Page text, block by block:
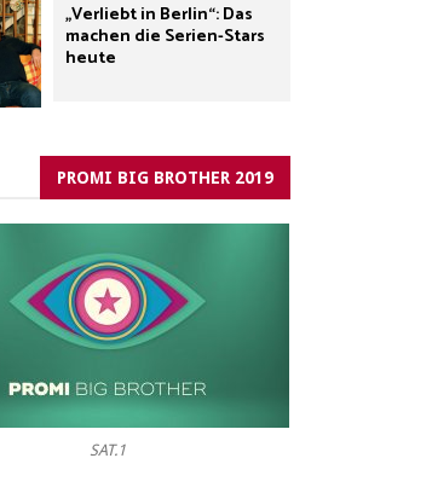
„Verliebt in Berlin“: Das
machen die Serien-Stars
heute
PROMI BIG BROTHER 2019
SAT.1